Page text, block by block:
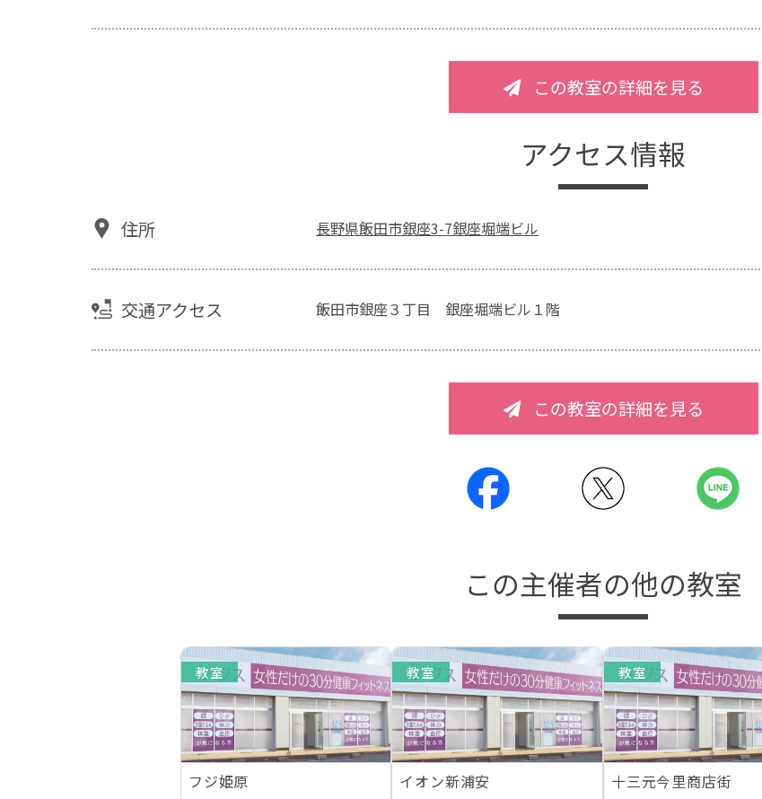
この教室の詳細を見る
アクセス情報
住所 長野県飯田市銀座3-7銀座堀端ビル
交通アクセス 飯田市銀座３丁目 銀座堀端ビル１階
この教室の詳細を見る
この主催者の他の教室
教室
フジ姫原
教室
イオン新浦安
教室
十三元今里商店街